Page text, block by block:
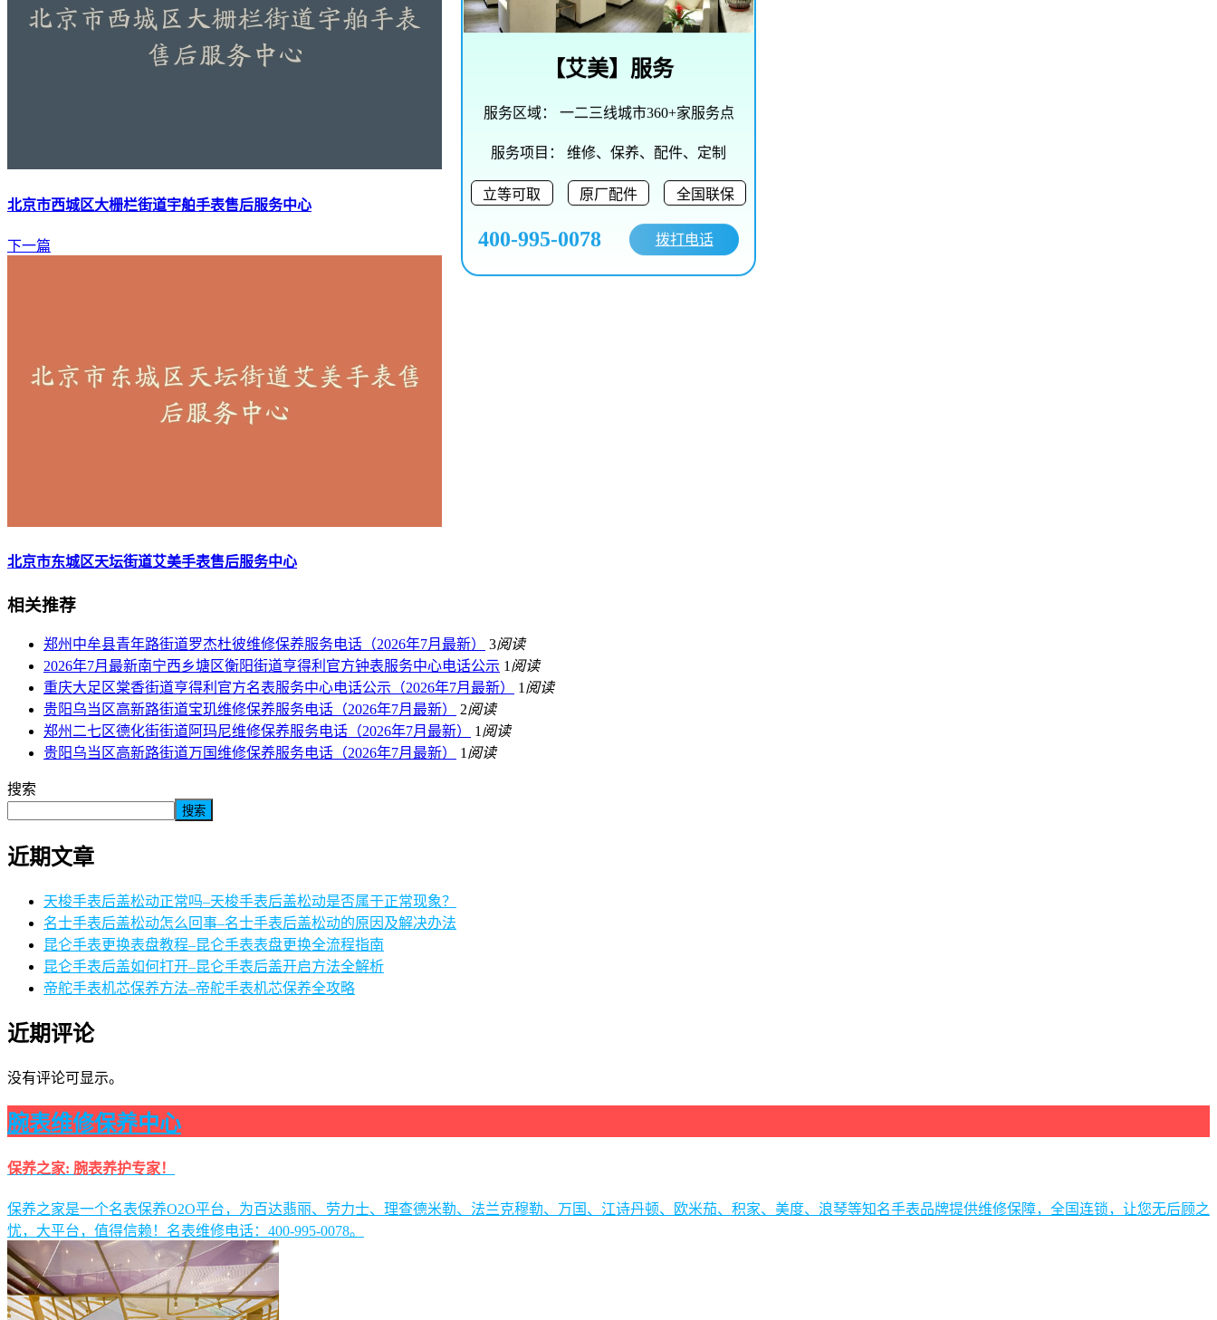
北京市西城区大栅栏街道宇舶手表售后服务中心
下一篇
北京市东城区天坛街道艾美手表售后服务中心
相关推荐
郑州中牟县青年路街道罗杰杜彼维修保养服务电话（2026年7月最新） 3阅读
2026年7月最新南宁西乡塘区衡阳街道亨得利官方钟表服务中心电话公示 1 阅读
重庆大足区棠香街道亨得利官方名表服务中心电话公示（2026年7月最新）
1 阅读
贵阳乌当区高新路街道宝玑维修保养服务电话（2026年7月最新）
2阅读
郑州二七区德化街街道阿玛尼维修保养服务电话（2026年7月最新）
1 阅读
贵阳乌当区高新路街道万国维修保养服务电话（2026年7月最新）
1 阅读
搜索
搜索
近期文章
天梭手表后盖松动正常吗–天梭手表后盖松动是否属于正常现象？
名士手表后盖松动怎么回事–名士手表后盖松动的原因及解决办法
昆仑手表更换表盘教程–昆仑手表表盘更换全流程指南
昆仑手表后盖如何打开–昆仑手表后盖开启方法全解析
帝舵手表机芯保养方法–帝舵手表机芯保养全攻略
近期评论
没有评论可显示。
腕表维修保养中心
保养之家: 腕表养护专家！
保养之家是一个名表保养O2O平台，为百达翡丽、劳力士、理查德米勒、法兰克穆勒、万国、江诗丹顿、欧米茄、积家、美度、浪琴等知名手表品牌提供维修保障，全国连锁，让您无后顾之
忧，大平台，值得信赖！名表维修电话：400-995-0078。
【艾美】服务
服务区域： 一二三线城市360+家服务点
服务项目： 维修、保养、配件、定制
立等可取 原厂配件 全国联保
400-995-0078 拨打电话